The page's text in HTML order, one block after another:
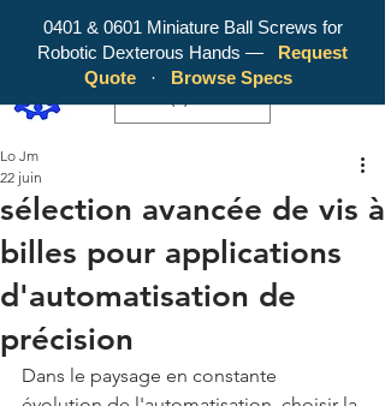
WY Precision Co., Limited - Your
Trusted Mini Ballscrew Manufacturer!
sélection avancée de vis à
billes pour applications
d'automatisation de
précision
Lo Jm
22 juin
Dans le paysage en constante
0401 & 0601 Miniature Ball Screws for
Robotic Dexterous Hands —
Request
Quote
· Browse Specs